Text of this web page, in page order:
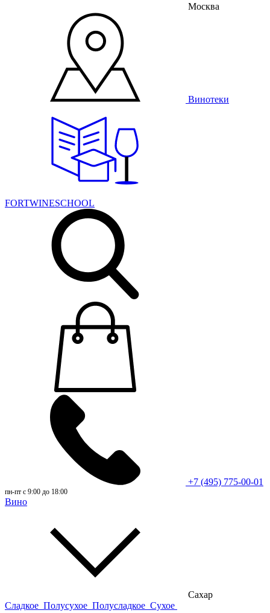
Москва
Винотеки
FORTWINESCHOOL
+7 (495) 775-00-01
пн-пт с 9:00 до 18:00
Вино
Сахар
Сладкое Полусухое Полусладкое Сухое